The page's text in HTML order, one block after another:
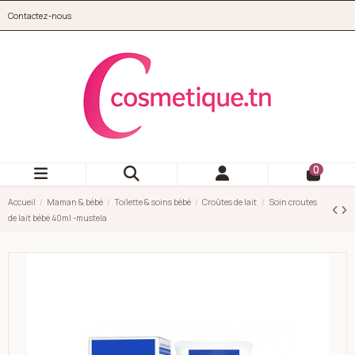
Contactez-nous
0
Accueil Maman & bébé Toilette & soins bébé Croûtes de lait
Soin croutes
de lait bébé 40ml -mustela